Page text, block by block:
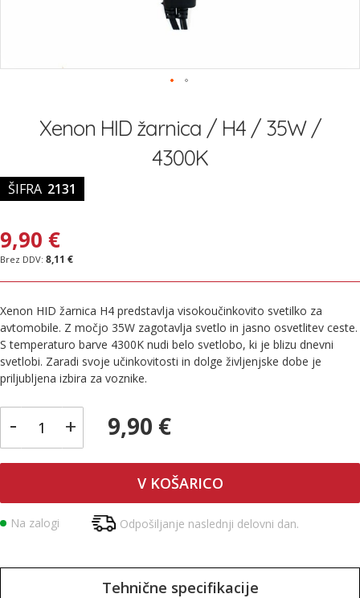
Xenon HID žarnica / H4 / 35W /
4300K
ŠIFRA 2131
9,90 €
8,11 €
Xenon HID žarnica H4 predstavlja visokoučinkovito svetilko za
avtomobile. Z močjo 35W zagotavlja svetlo in jasno osvetlitev ceste.
S temperaturo barve 4300K nudi belo svetlobo, ki je blizu dnevni
svetlobi. Zaradi svoje učinkovitosti in dolge življenjske dobe je
priljubljena izbira za voznike.
- + 9,90 €
V KOŠARICO
Na zalogi Odpošiljanje naslednji delovni dan.
Tehnične specifikacije